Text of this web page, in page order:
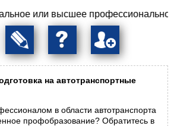
высшее профессиональное
на автотранспортные
в области автотранспорта
профобразование? Обратитесь в